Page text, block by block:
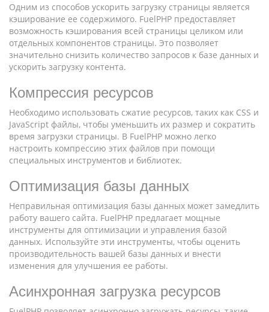
Одним из способов ускорить загрузку страницы является
кэширование ее содержимого. FuelPHP предоставляет
возможность кэширования всей страницы целиком или
отдельных компонентов страницы. Это позволяет
значительно снизить количество запросов к базе данных и
ускорить загрузку контента.
Компрессия ресурсов
Необходимо использовать сжатие ресурсов, таких как CSS и
JavaScript файлы, чтобы уменьшить их размер и сократить
время загрузки страницы. В FuelPHP можно легко
настроить компрессию этих файлов при помощи
специальных инструментов и библиотек.
Оптимизация базы данных
Неправильная оптимизация базы данных может замедлить
работу вашего сайта. FuelPHP предлагает мощные
инструменты для оптимизации и управления базой
данных. Используйте эти инструменты, чтобы оценить
производительность вашей базы данных и внести
изменения для улучшения ее работы.
Асинхронная загрузка ресурсов